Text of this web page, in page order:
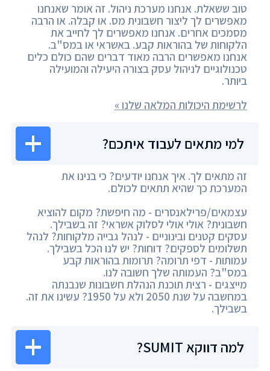
טוב ששאלת. אנחנו מערכת ניהול. זה אומר שאנחנו
מאפשרים לך ליצור חשבונית מס. או קבלה. או הרבה
מסמכים אחרים. אנחנו מאפשרים לך לחייב את
הלקוחות של בהוראות קבע. באשראי או במס"ב.
אנחנו מאפשרים הרבה מאוד דברים שהם כולם כלים
טכנולוגיים לניהול עסק בצורה היעילה והמועילה
ביותר.
לרשימת היכולות המלאה שלנו »
למי מתאים לעבוד איתכם?
זה מתאים לך. איך אנחנו יודעים? כי בנינו את
המערכת כך שהיא תתאים לכולם.
עצמאים/פרילאנסרים - מה חיפשת? מקום להוציא
חשבונית? אולי אולי לסלוק אשראי? זה בשבילך.
עסקים קטנים ובינוניים - לנהל גבייה מלקוחות? לנהל
תשלומים לספקים? דוחות? יש לנו הכל בשבילך.
עמותות - דפי תרומה? תרומות בהוראות קבע
במס"ב? העמותה שלך חשובה לנו.
מייצגים - רצית תוכנת הנהלת חשבונות שנבנתה
במחשבה על שנת 2050 ולא על 1950? עשינו את זה.
בשבילך.
למה דווקא SUMIT?